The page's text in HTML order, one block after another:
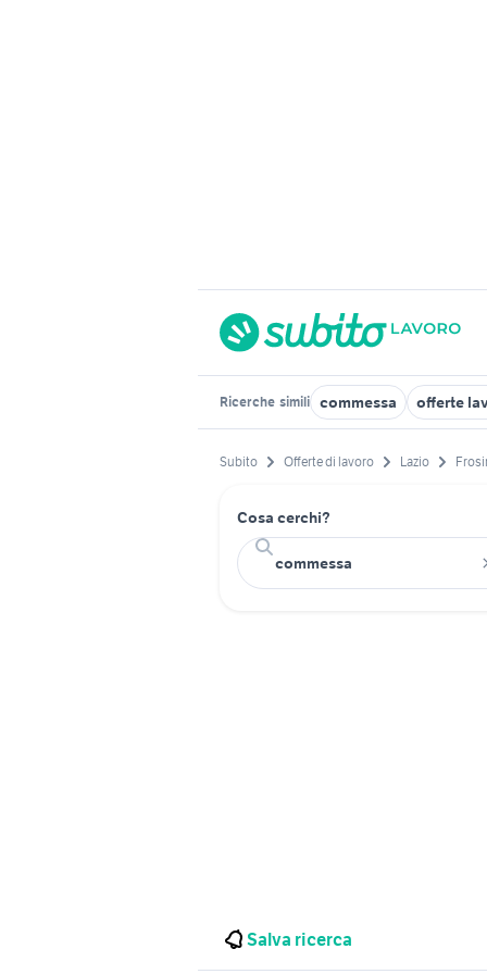
Ricerche simili commessa offerte
Subito Offerte di lavoro Lazio
Cosa cerchi?
Salva ricerca